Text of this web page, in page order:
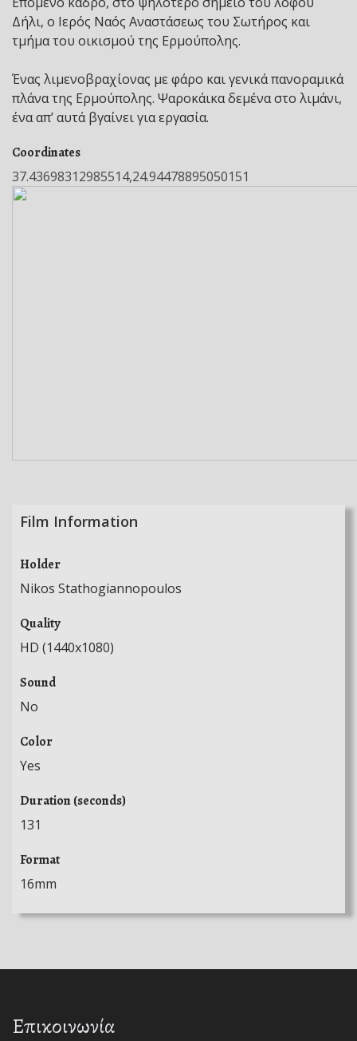
Δήλι, ο Ιερός Ναός Αναστάσεως του Σωτήρος και
τμήμα του οικισμού της Ερμούπολης.
Ένας λιμενοβραχίονας με φάρο και γενικά πανοραμικά
πλάνα της Ερμούπολης. Ψαροκάικα δεμένα στο λιμάνι,
ένα απ’ αυτά βγαίνει για εργασία.
Coordinates
37.43698312985514,24.94478895050151
Film Information
Holder
Nikos Stathogiannopoulos
Quality
HD (1440x1080)
Sound
No
Color
Yes
Duration (seconds)
131
Format
16mm
Επικοινωνία